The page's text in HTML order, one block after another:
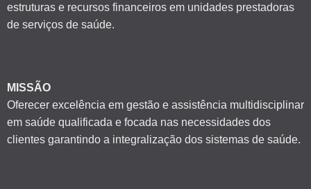
estruturas e recursos financeiros em unidades prestadoras
de serviços de saúde.
MISSÃO
Oferecer excelência em gestão e assistência multidisciplinar
em saúde qualificada e focada nas necessidades dos
clientes garantindo a integralização dos sistemas de saúde.